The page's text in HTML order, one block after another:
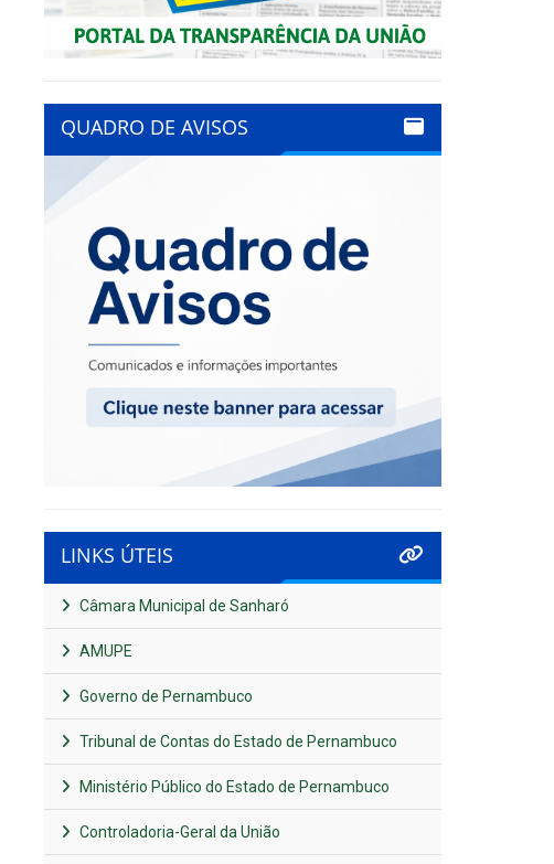
QUADRO DE AVISOS
LINKS ÚTEIS
Câmara Municipal de Sanharó
AMUPE
Governo de Pernambuco
Tribunal de Contas do Estado de Pernambuco
Ministério Público do Estado de Pernambuco
Controladoria-Geral da União